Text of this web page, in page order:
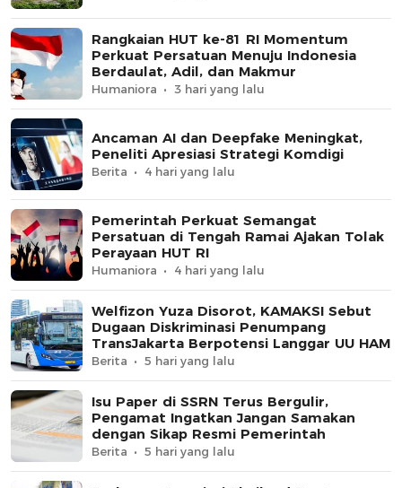
Rangkaian HUT ke-81 RI Momentum
Perkuat Persatuan Menuju Indonesia
Berdaulat, Adil, dan Makmur
Humaniora 3 hari yang lalu
Ancaman AI dan Deepfake Meningkat,
Peneliti Apresiasi Strategi Komdigi
Berita 4 hari yang lalu
Pemerintah Perkuat Semangat
Persatuan di Tengah Ramai Ajakan Tolak
Perayaan HUT RI
Humaniora 4 hari yang lalu
Welfizon Yuza Disorot, KAMAKSI Sebut
Dugaan Diskriminasi Penumpang
TransJakarta Berpotensi Langgar UU HAM
Berita 5 hari yang lalu
Isu Paper di SSRN Terus Bergulir,
Pengamat Ingatkan Jangan Samakan
dengan Sikap Resmi Pemerintah
Berita 5 hari yang lalu